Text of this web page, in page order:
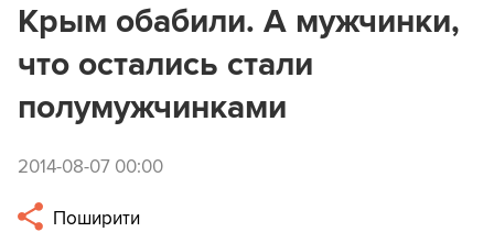
Крым обабили. А мужчинки,
что остались стали
полумужчинками
2014-08-07 00:00
Поширити